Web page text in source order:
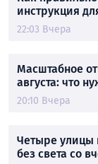
инструкция
22:03 Вчера
Масштабное
августа: что
20:10 Вчера
Четыре улицы
без света со